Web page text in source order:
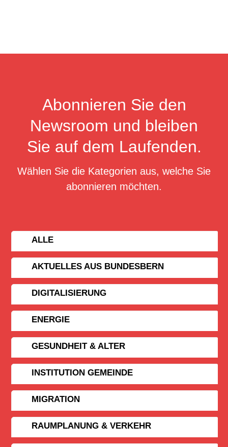
Abonnieren Sie den
Newsroom und bleiben
Sie auf dem Laufenden.
Wählen Sie die Kategorien aus, welche Sie
abonnieren möchten.
ALLE
AKTUELLES AUS BUNDESBERN
DIGITALISIERUNG
ENERGIE
GESUNDHEIT & ALTER
INSTITUTION GEMEINDE
MIGRATION
RAUMPLANUNG & VERKEHR